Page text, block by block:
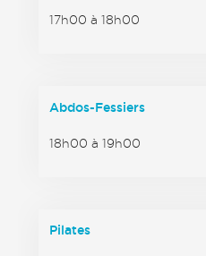
17h00 à 18h00
Abdos-Fessiers
18h00 à 19h00
Pilates